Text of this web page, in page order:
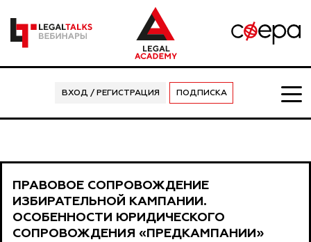
ВХОД / РЕГИСТРАЦИЯ ПОДПИСКА
ПРАВОВОЕ СОПРОВОЖДЕНИЕ
ИЗБИРАТЕЛЬНОЙ КАМПАНИИ.
ОСОБЕННОСТИ ЮРИДИЧЕСКОГО
СОПРОВОЖДЕНИЯ «ПРЕДКАМПАНИИ»